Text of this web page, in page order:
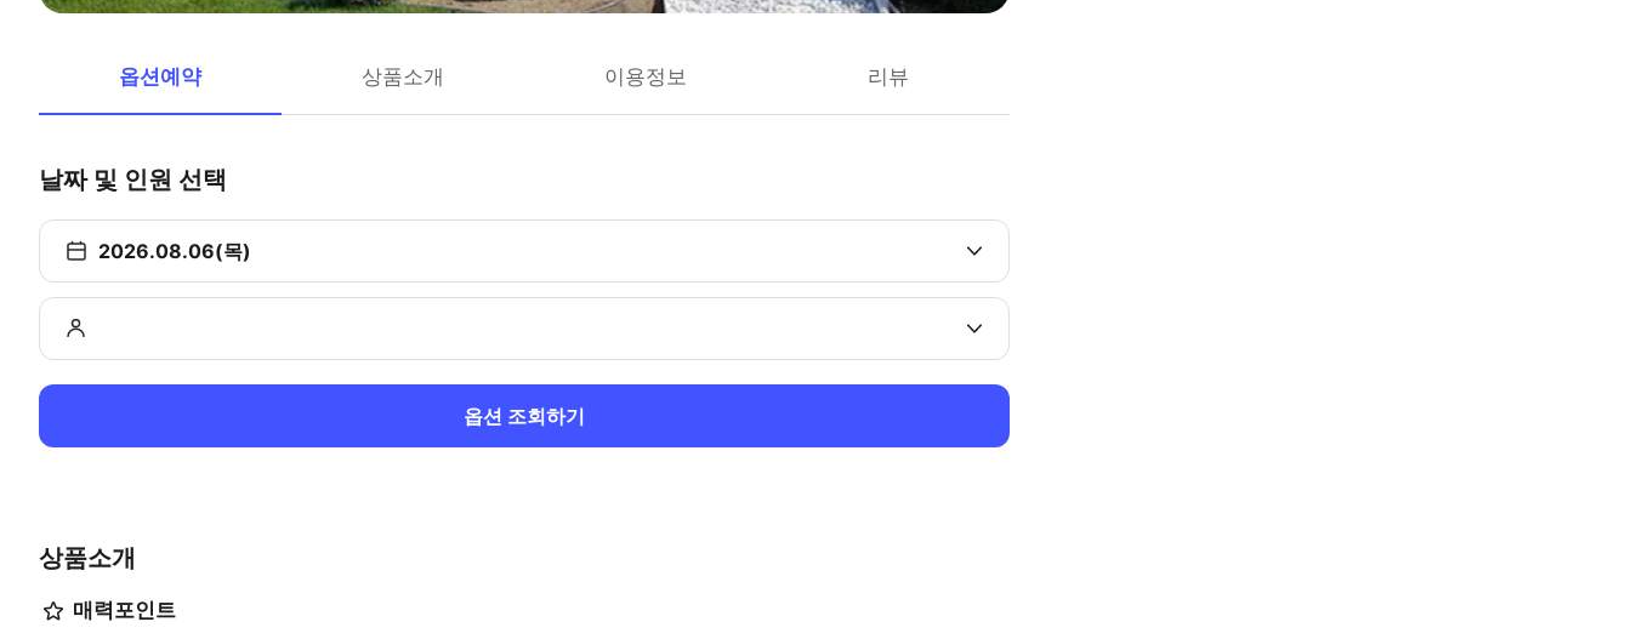
옵션예약 상품소개 이용정보 리뷰
날짜 및 인원 선택
2026.08.06(목)
옵션 조회하기
상품소개
매력포인트